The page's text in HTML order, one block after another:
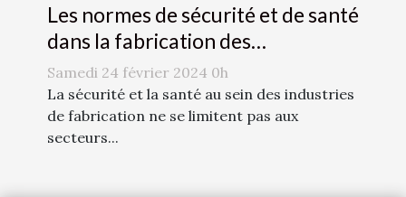
Les normes de sécurité et de santé
dans la fabrication des
accessoires de mode
Samedi 24 février 2024 0h
La sécurité et la santé au sein des industries
de fabrication ne se limitent pas aux
secteurs...